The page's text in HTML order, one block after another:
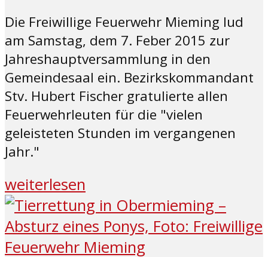
Die Freiwillige Feuerwehr Mieming lud
am Samstag, dem 7. Feber 2015 zur
Jahreshauptversammlung in den
Gemeindesaal ein. Bezirkskommandant
Stv. Hubert Fischer gratulierte allen
Feuerwehrleuten für die "vielen
geleisteten Stunden im vergangenen
Jahr."
weiterlesen